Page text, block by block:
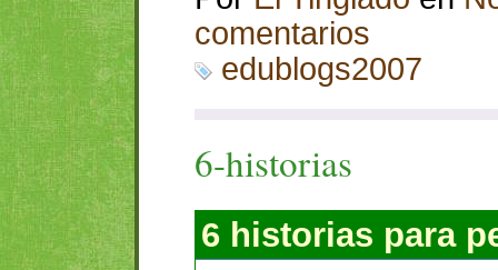
comentarios
edublogs2007
6-historias
6 historias para